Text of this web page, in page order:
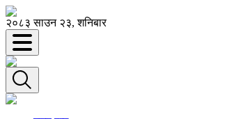
२०८३ साउन २३, शनिबार